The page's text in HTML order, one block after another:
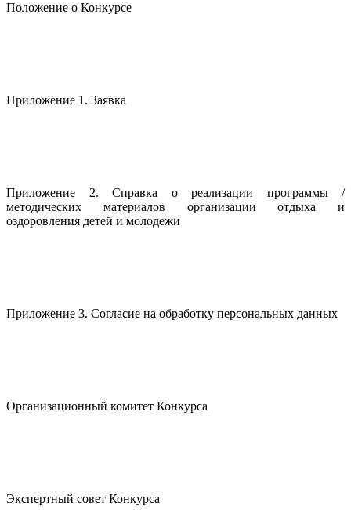
Положение о Конкурсе
Приложение 1. Заявка
Приложение 2. Справка о реализации программы /
методических материалов организации отдыха и
оздоровления детей и молодежи
Приложение 3. Согласие на обработку персональных данных
Организационный комитет Конкурса
Экспертный совет Конкурса